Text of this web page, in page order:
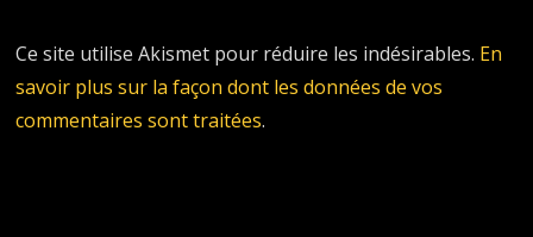
Ce site utilise Akismet pour réduire les indésirables. En
savoir plus sur la façon dont les données de vos
commentaires sont traitées.